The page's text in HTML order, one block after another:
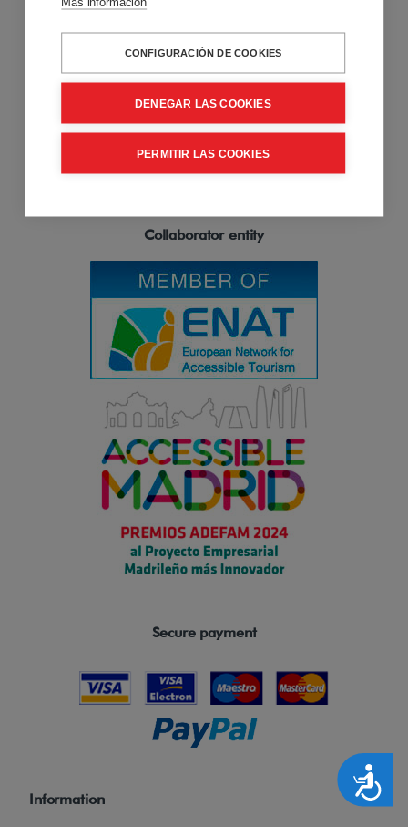
Accesibilidad
accessible travel. We offer solutions to people with limited
mobility. Sale and rental of mobility products, Accessible Tours
and Accessibility Consulting and Training Services.
Collaborator entity
Secure payment
Information
CONFIGURACIÓN DE COOKIES
DENEGAR LAS COOKIES
PERMITIR LAS COOKIES